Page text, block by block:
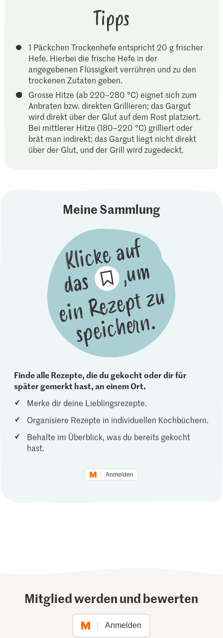
Tipps
1 Päckchen Trockenhefe entspricht 20 g frischer
Hefe. Hierbei die frische Hefe in der
angegebenen Flüssigkeit verrühren und zu den
trockenen Zutaten geben.
Grosse Hitze (ab 220–280 °C) eignet sich zum
Anbraten bzw. direkten Grillieren; das Gargut
wird direkt über der Glut auf dem Rost platziert.
Bei mittlerer Hitze (180–220 °C) grilliert oder
brät man indirekt; das Gargut liegt nicht direkt
über der Glut, und der Grill wird zugedeckt.
Meine Sammlung
Finde alle Rezepte, die du gekocht oder dir für
später gemerkt hast, an einem Ort.
Merke dir deine Lieblingsrezepte.
Organisiere Rezepte in individuellen Kochbüchern.
Behalte im Überblick, was du bereits gekocht
hast.
Anmelden
Mitglied werden und bewerten
Anmelden